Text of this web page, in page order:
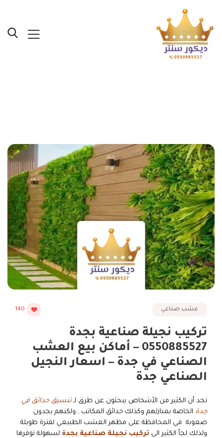
عشب صناعي 140
تركيب نجيلة صناعية بجدة
0550885527 – أماكن بيع العشب
الصناعي في جدة – اسعار النجيل
الصناعي جدة
نجد أن الكثير من الأشخاص يبحثون عن طرق لـتنسيق حدائق في
جدة الخاصة بمنازلهم وكذلك حدائق المكاتب , ولكنهم يجدون
صعوبة في المحافظة على مظهر العشب الطبيعي لفترة طويلة
ولذلك لجأ الكثير الى تركيب نجيلة صناعية بجدة لسهولة توفرها